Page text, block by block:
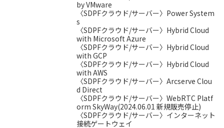
by VMware
〈SDPFクラウド/サーバー〉Power System
s
〈SDPFクラウド/サーバー〉Hybrid Cloud
with Microsoft Azure
〈SDPFクラウド/サーバー〉Hybrid Cloud
with GCP
〈SDPFクラウド/サーバー〉Hybrid Cloud
with AWS
〈SDPFクラウド/サーバー〉Arcserve Clou
d Direct
〈SDPFクラウド/サーバー〉WebRTC Platf
orm SkyWay(2024.06.01 新規販売停止)
〈SDPFクラウド/サーバー〉インターネット
接続ゲートウェイ